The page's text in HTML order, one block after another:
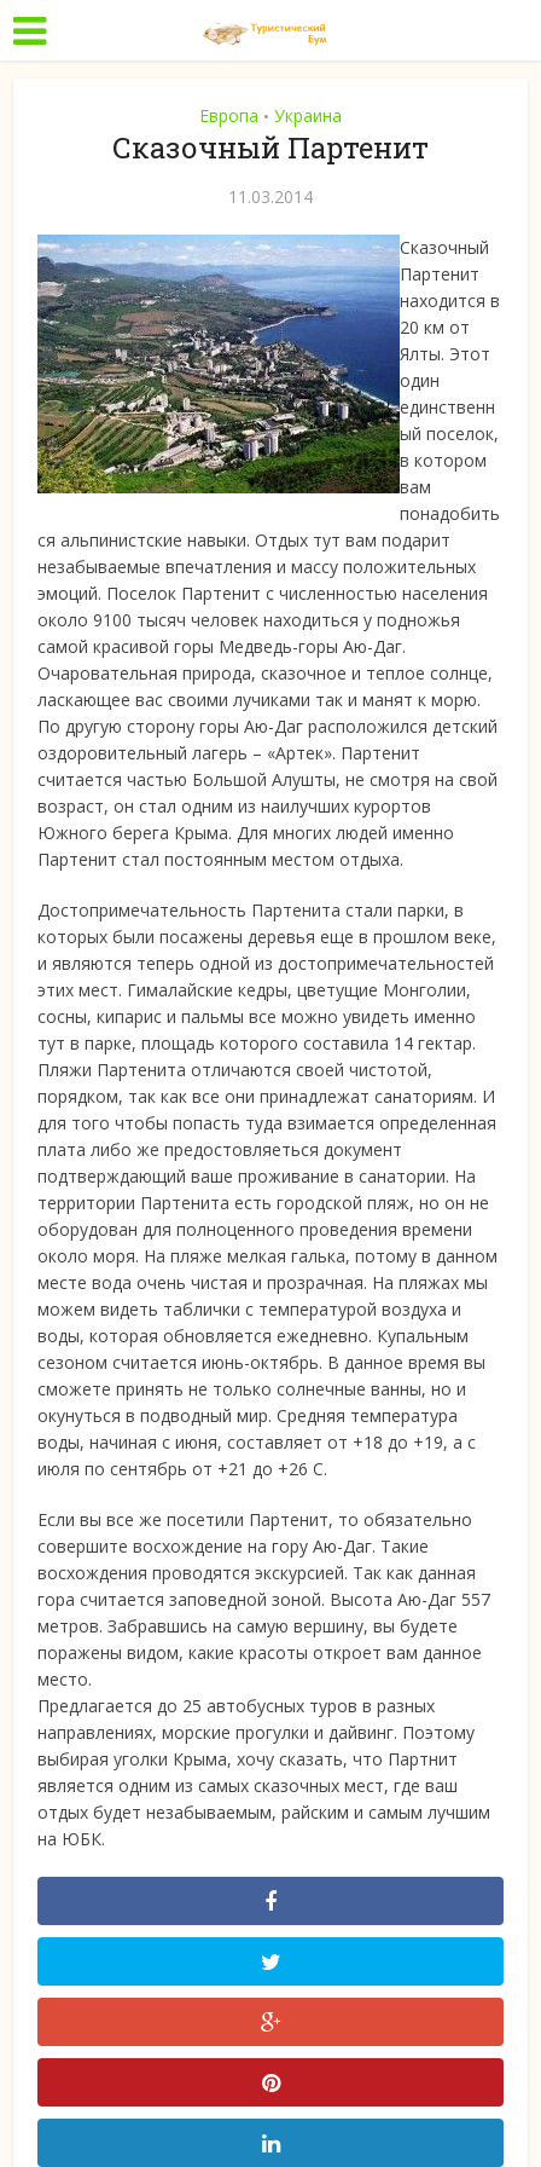
Европа • Украина
Сказочный Партенит
11.03.2014
Сказочный
Партенит
находится в
20 км от
Ялты. Этот
один
единственн
ый поселок,
в котором
вам
понадобить
ся альпинистские навыки. Отдых тут вам подарит
незабываемые впечатления и массу положительных
эмоций. Поселок Партенит с численностью населения
около 9100 тысяч человек находиться у подножья
самой красивой горы Медведь-горы Аю-Даг.
Очаровательная природа, сказочное и теплое солнце,
ласкающее вас своими лучиками так и манят к морю.
По другую сторону горы Аю-Даг расположился детский
оздоровительный лагерь – «Артек». Партенит
считается частью Большой Алушты, не смотря на свой
возраст, он стал одним из наилучших курортов
Южного берега Крыма. Для многих людей именно
Партенит стал постоянным местом отдыха.
Достопримечательность Партенита стали парки, в
которых были посажены деревья еще в прошлом веке,
и являются теперь одной из достопримечательностей
этих мест. Гималайские кедры, цветущие Монголии,
сосны, кипарис и пальмы все можно увидеть именно
тут в парке, площадь которого составила 14 гектар.
Пляжи Партенита отличаются своей чистотой,
порядком, так как все они принадлежат санаториям. И
для того чтобы попасть туда взимается определенная
плата либо же предостовляеться документ
подтверждающий ваше проживание в санатории. На
территории Партенита есть городской пляж, но он не
оборудован для полноценного проведения времени
около моря. На пляже мелкая галька, потому в данном
месте вода очень чистая и прозрачная. На пляжах мы
можем видеть таблички с температурой воздуха и
воды, которая обновляется ежедневно. Купальным
сезоном считается июнь-октябрь. В данное время вы
сможете принять не только солнечные ванны, но и
окунуться в подводный мир. Средняя температура
воды, начиная с июня, составляет от +18 до +19, а с
июля по сентябрь от +21 до +26 С.
Если вы все же посетили Партенит, то обязательно
совершите восхождение на гору Аю-Даг. Такие
восхождения проводятся экскурсией. Так как данная
гора считается заповедной зоной. Высота Аю-Даг 557
метров. Забравшись на самую вершину, вы будете
поражены видом, какие красоты откроет вам данное
место.
Предлагается до 25 автобусных туров в разных
направлениях, морские прогулки и дайвинг. Поэтому
выбирая уголки Крыма, хочу сказать, что Партнит
является одним из самых сказочных мест, где ваш
отдых будет незабываемым, райским и самым лучшим
на ЮБК.